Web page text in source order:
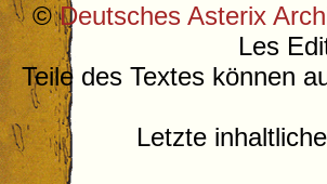
©Deutsches Asterix
Les
Teile des Textes können
Letzte